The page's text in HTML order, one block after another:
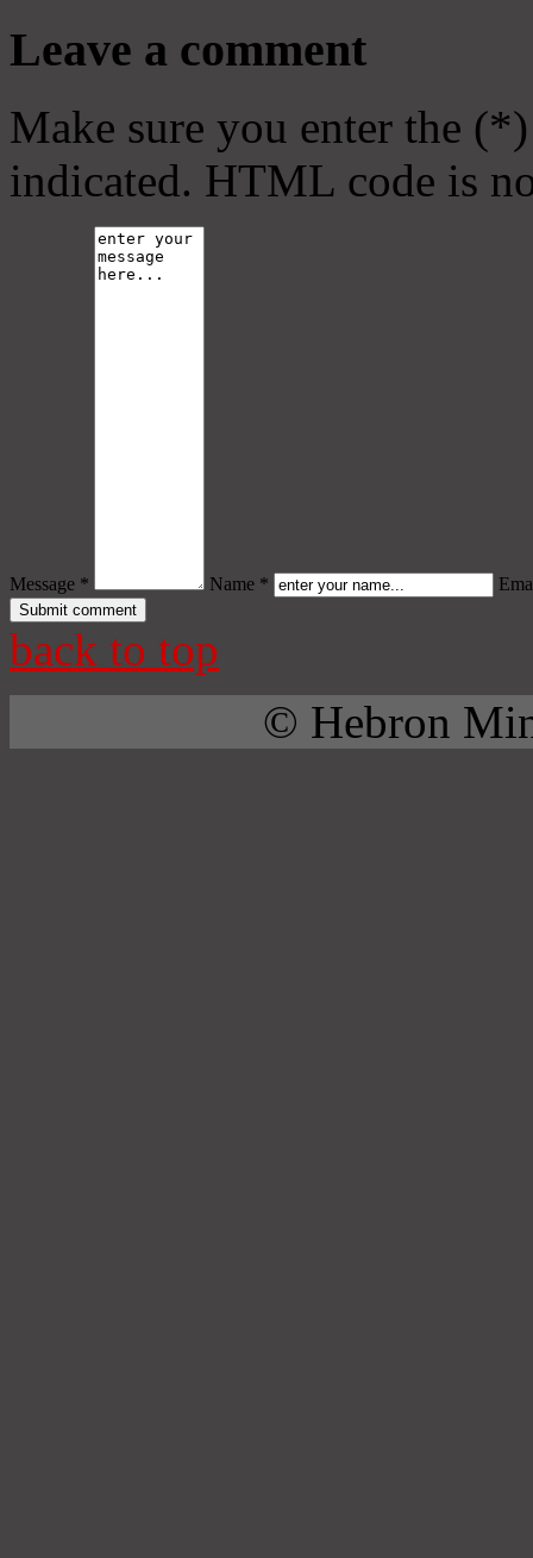
Leave a comment
Make sure you enter the
indicated. HTML code is
Message * Name *
back to top
© Hebron